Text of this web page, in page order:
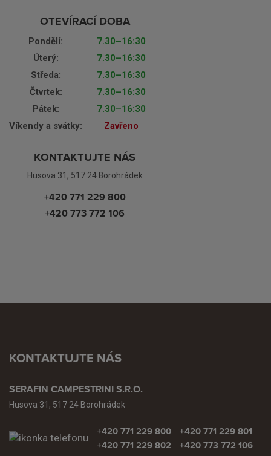
OTEVÍRACÍ DOBA
Pondělí:
7.30–16:30
Úterý:
7.30–16:30
Středa:
7.30–16:30
Čtvrtek:
7.30–16:30
Pátek:
7.30–16:30
Víkendy a svátky:
Zavřeno
KONTAKTUJTE NÁS
Husova 31, 517 24 Borohrádek
+420 771 229 800
+420 773 772 106
KONTAKTUJTE NÁS
SERAFIN CAMPESTRINI S.R.O.
Husova 31, 517 24 Borohrádek
+420 771 229 800
+420 771 229 802
+420 771 229 801
+420 773 772 106